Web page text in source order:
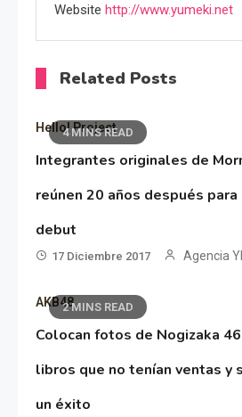
Website http://www.yumeki.net
Related Posts
4 MINS READ
Hello! Project
Integrantes originales de
reúnen 20 años después
debut
17 Diciembre 2017 Agencia
2 MINS READ
AKB48
Colocan fotos de Nogizaka
libros que no tenían ventas y
un éxito